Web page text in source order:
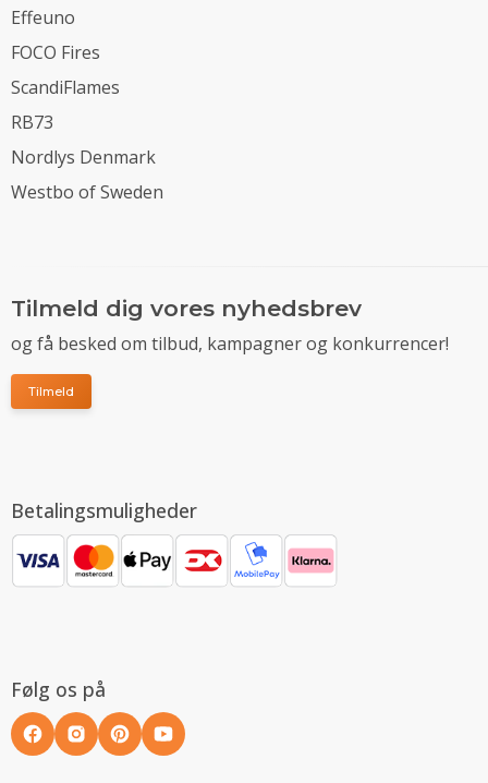
Effeuno
FOCO Fires
ScandiFlames
RB73
Nordlys Denmark
Westbo of Sweden
Tilmeld dig vores nyhedsbrev
og få besked om tilbud, kampagner og konkurrencer!
Tilmeld
Betalingsmuligheder
Følg os på